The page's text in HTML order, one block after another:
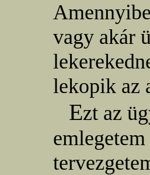
vagy akár
lekopik az
Ezt az